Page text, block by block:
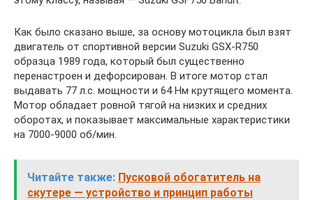
Как было сказано выше, за основу мотоцикла был взят
двигатель от спортивной версии Suzuki GSX-R750
образца 1989 года, который был существенно
перенастроен и дефорсирован. В итоге мотор стал
выдавать 77 л.с. мощности и 64 Нм крутящего момента.
Мотор обладает ровной тягой на низких и средних
оборотах, и показывает максимальные характеристики
на 7000-9000 об/мин.
Читайте также: Пусковой обогатитель на
скутере — устройство и принцип работы